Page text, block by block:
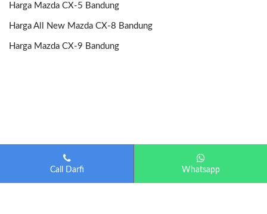
Harga Mazda CX-5 Bandung
Harga All New Mazda CX-8 Bandung
Harga Mazda CX-9 Bandung
Mazda Bandung Otomotif-Bandung.com
Call Darfi Whatsapp